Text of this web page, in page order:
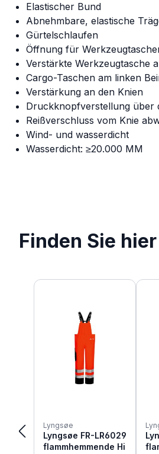
Elastischer Bund
Abnehmbare, elastische
Gürtelschlaufen
Öffnung für
Verstärkte Werkzeugtasche
Cargo-Taschen am linken
Verstärkung an den Knien
Druckknopfverstellung über
Reißverschluss vom Knie
Wind- und wasserdicht
Wasserdicht: ≥20.000 MM
Finden Sie
Produktgalerie überspringen
Lyngsøe
Lyngsøe FR-LR6029
flammhemmende Hi